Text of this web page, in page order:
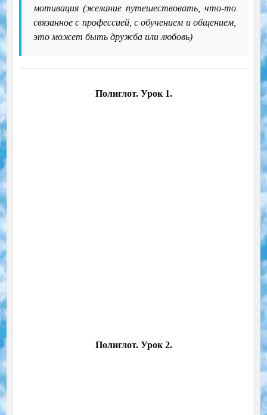
мотивация (желание путешествовать, что-то
связанное с профессией, с обучением и общением,
это может быть дружба или любовь)
Полиглот. Урок 1.
Полиглот. Урок 2.